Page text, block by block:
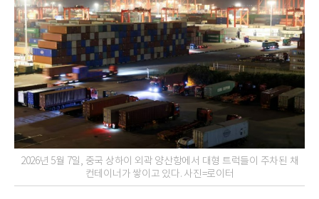
2026년 5월 7일, 중국 상하이 외곽 양산항에서 대형 트럭들이 주차된 채
컨테이너가 쌓이고 있다. 사진=로이터